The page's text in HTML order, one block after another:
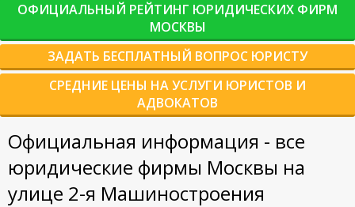
ОФИЦИАЛЬНЫЙ РЕЙТИНГ ЮРИДИЧЕСКИХ ФИРМ
МОСКВЫ
ЗАДАТЬ БЕСПЛАТНЫЙ ВОПРОС ЮРИСТУ
СРЕДНИЕ ЦЕНЫ НА УСЛУГИ ЮРИСТОВ И
АДВОКАТОВ
Официальная информация - все
юридические фирмы Москвы на
улице 2-я Машиностроения